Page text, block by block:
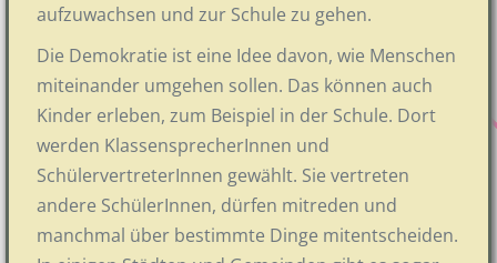
aufzuwachsen und zur Schule zu gehen.
Die Demokratie ist eine Idee davon, wie Menschen
miteinander umgehen sollen. Das können auch
Kinder erleben, zum Beispiel in der Schule. Dort
werden KlassensprecherInnen und
SchülervertreterInnen gewählt. Sie vertreten
andere SchülerInnen, dürfen mitreden und
manchmal über bestimmte Dinge mitentscheiden.